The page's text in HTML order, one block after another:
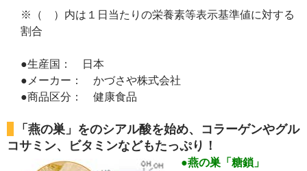
※（ ）内は１日当たりの栄養素等表示基準値に対する
割合
●生産国： 日本
●メーカー： かづさや株式会社
●商品区分： 健康食品
「燕の巣」をのシアル酸を始め、コラーゲンやグル
コサミン、ビタミンなどもたっぷり！
●燕の巣「糖鎖」